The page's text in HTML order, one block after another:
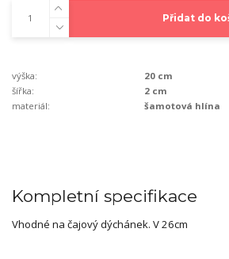
Přidat do
výška:
20 cm
šířka:
2 cm
materiál:
šamotová hlína
Kompletní specifikace
Vhodné na čajový dýchánek. V 26cm